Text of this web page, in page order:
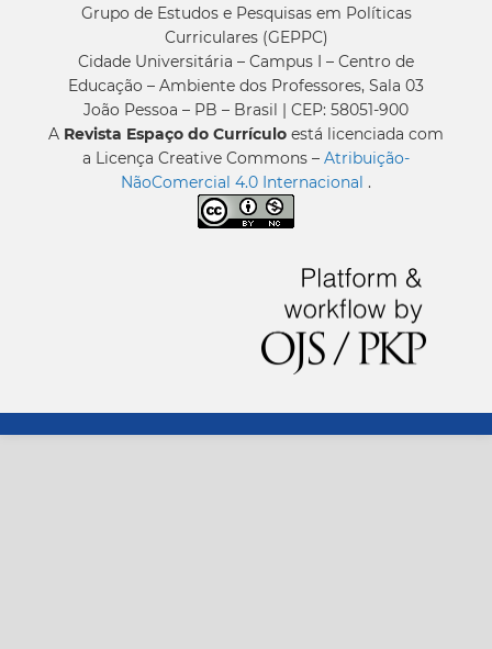
Grupo de Estudos e Pesquisas em Políticas
Curriculares (GEPPC)
Cidade Universitária – Campus I – Centro de
Educação – Ambiente dos Professores, Sala 03
João Pessoa – PB – Brasil | CEP: 58051-900
A Revista Espaço do Currículo está licenciada com
a Licença Creative Commons – Atribuição-
NãoComercial 4.0 Internacional .